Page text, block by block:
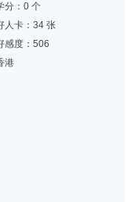
分：0 个
人卡：34 张
感度：506
港